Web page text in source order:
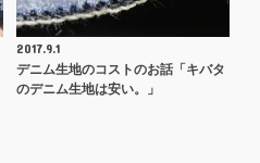
2017.9.1
デニム生地のコストのお話「キバタ
のデニム生地は安い。」